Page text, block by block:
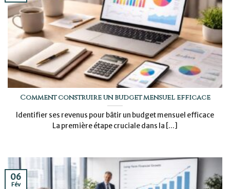
Comment construire un budget mensuel efficace
Identifier ses revenus pour bâtir un budget mensuel efficace
La première étape cruciale dans la [...]
06
Fév